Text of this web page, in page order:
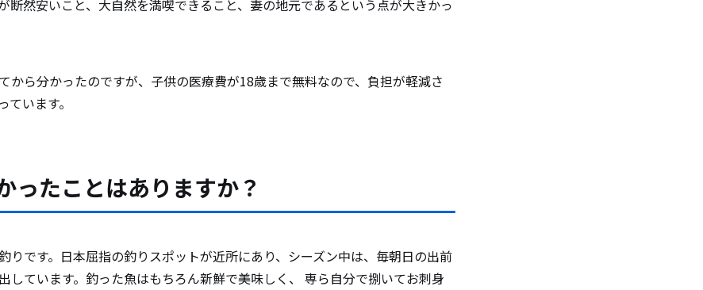
断然安いこと、大自然を満喫できること、妻の地元であるという点が大きかっ
から分かったのですが、子供の医療費が18歳まで無料なので、負担が軽減さ
います。
ったことはありますか？
りです。日本屈指の釣りスポットが近所にあり、シーズン中は、毎朝日の出前
しています。釣った魚はもちろん新鮮で美味しく、 専ら自分で捌いてお刺身